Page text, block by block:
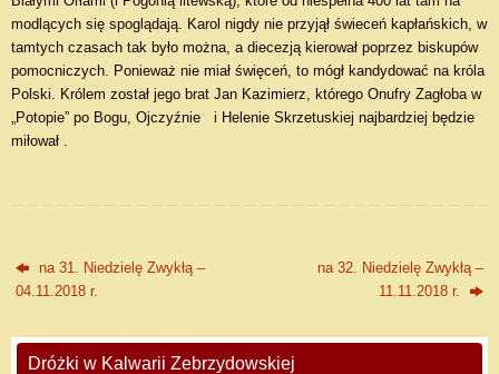
modlących się spoglądają. Karol nigdy nie przyjął świeceń kapłańskich, w
tamtych czasach tak było można, a diecezją kierował poprzez biskupów
pomocniczych. Ponieważ nie miał święceń, to mógł kandydować na króla
Polski. Królem został jego brat Jan Kazimierz, którego Onufry Zagłoba w
„Potopie” po Bogu, Ojczyźnie i Helenie Skrzetuskiej najbardziej będzie
miłował .
na 31. Niedzielę Zwykłą –
04.11.2018 r.
na 32. Niedzielę Zwykłą –
11.11.2018 r.
Dróżki w Kalwarii Zebrzydowskiej